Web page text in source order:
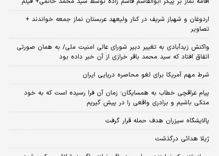
اردوغان و شهباز شریف در کنار ولیعهد عربستان نماز جمعه خواندند +
تصاویر
واکنش زیدآبادی به تغییر دبیر شورای عالی امنیت ملی/ به همان صورتی
اتفاق افتاد که سید محمد باقر خرازی از آن خبر داده بود
شرط مهم آمریکا برای لغو محاصره دریایی ایران
پیام عراقچی خطاب به همسایگان؛ زمان آن فرا رسیده است که به خود
متکی باشیم و برادری واقعی را در پیش گیریم
پالایشگاه سیزران هدف حمله قرار گرفت
ژیلا هدائی درگذشت